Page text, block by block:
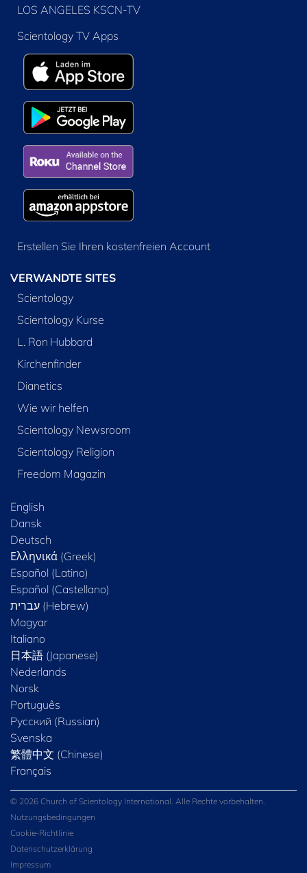
LOS ANGELES KSCN-TV
Scientology TV Apps
Erstellen Sie Ihren kostenfreien Account
VERWANDTE SITES
Scientology
Scientology Kurse
L. Ron Hubbard
Kirchenfinder
Dianetics
Wie wir helfen
Scientology Newsroom
Scientology Religion
Freedom Magazin
English
Dansk
Deutsch
Ελληνικά (Greek)
Español (Latino)
Español (Castellano)
Magyar
Italiano
日本語 (Japanese)
Nederlands
Norsk
Português
Русский (Russian)
Svenska
繁體中文 (Chinese)
Français
© 2026 Church of Scientology International. Alle Rechte vorbehalten.
Nutzungsbedingungen
Cookie-Richtlinie
Datenschutzerklärung
Impressum